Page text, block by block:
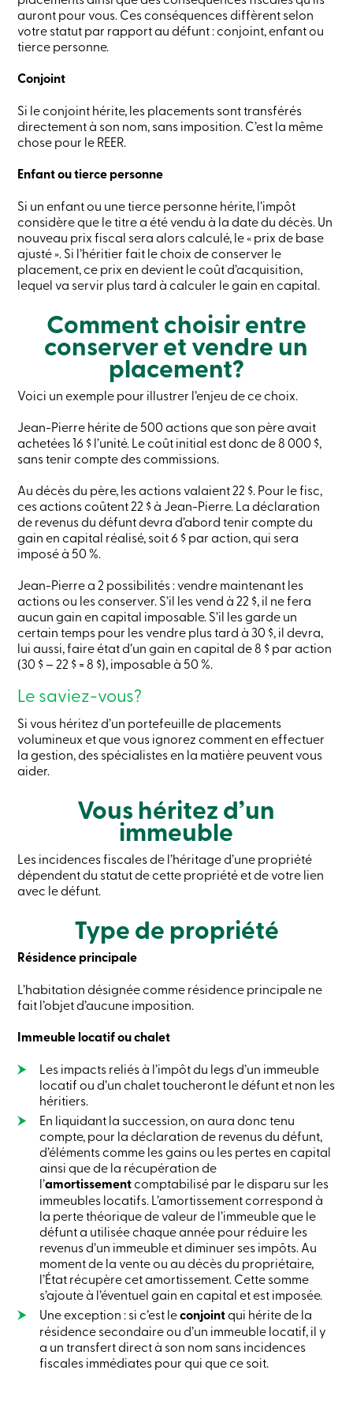
crédit
-
Particuliers
Connexion
de
-
Entreprises
Connexion
Entreprises
Services
de
services
Nous
joindre
Recherche
Devenir
membre
connecter
Services
en
Connexion
Connexion
Carte
crédit
-
Particuliers
Connexion
Carte
de
-
Entreprises
Connexion
Ma
Caisse
Qui
nous
sommes
Implication
sociale
Centres
de
services
Recherche
Devenir
connecter
Services
en
Connexion
Connexion
Carte
de
-
Connexion
Carte
de
crédit
-
Entreprises
Connexion
Particuliers
Produits
Services
Centres
de
services
Nous
joindre
Recherche
Devenir
membre
Se
connecter
Services
auront pour vous. Ces conséquences diffèrent selon
votre statut par rapport au défunt : conjoint, enfant ou
tierce personne.
Conjoint
Si le conjoint hérite, les placements sont transférés
directement à son nom, sans imposition. C’est la même
chose pour le REER.
Enfant ou tierce personne
Si un enfant ou une tierce personne hérite, l’impôt
considère que le titre a été vendu à la date du décès. Un
nouveau prix fiscal sera alors calculé, le « prix de base
ajusté ». Si l’héritier fait le choix de conserver le
placement, ce prix en devient le coût d’acquisition,
lequel va servir plus tard à calculer le gain en capital.
Comment choisir entre
conserver et vendre un
placement?
Voici un exemple pour illustrer l’enjeu de ce choix.
Jean-Pierre hérite de 500 actions que son père avait
achetées 16 $ l’unité. Le coût initial est donc de 8 000 $,
sans tenir compte des commissions.
Au décès du père, les actions valaient 22 $. Pour le fisc,
ces actions coûtent 22 $ à Jean-Pierre. La déclaration
de revenus du défunt devra d’abord tenir compte du
gain en capital réalisé, soit 6 $ par action, qui sera
imposé à 50 %.
Jean-Pierre a 2 possibilités : vendre maintenant les
actions ou les conserver. S’il les vend à 22 $, il ne fera
aucun gain en capital imposable. S’il les garde un
certain temps pour les vendre plus tard à 30 $, il devra,
lui aussi, faire état d’un gain en capital de 8 $ par action
(30 $ – 22 $ = 8 $), imposable à 50 %.
Le saviez-vous?
Si vous héritez d’un portefeuille de placements
volumineux et que vous ignorez comment en effectuer
la gestion, des spécialistes en la matière peuvent vous
aider.
Vous héritez d’un
immeuble
Les incidences fiscales de l’héritage d’une propriété
dépendent du statut de cette propriété et de votre lien
avec le défunt.
Type de propriété
Résidence principale
L’habitation désignée comme résidence principale ne
fait l’objet d’aucune imposition.
Immeuble locatif ou chalet
Les impacts reliés à l’impôt du legs d’un immeuble
locatif ou d’un chalet toucheront le défunt et non les
héritiers.
En liquidant la succession, on aura donc tenu
compte, pour la déclaration de revenus du défunt,
d’éléments comme les gains ou les pertes en capital
ainsi que de la récupération de
l’amortissementcomptabilisé par le disparu sur les
immeubles locatifs. L’amortissement correspond à
la perte théorique de valeur de l’immeuble que le
défunt a utilisée chaque année pour réduire les
revenus d’un immeuble et diminuer ses impôts. Au
moment de la vente ou au décès du propriétaire,
l’État récupère cet amortissement. Cette somme
s’ajoute à l’éventuel gain en capital et est imposée.
Une exception : si c’est leconjointqui hérite de la
résidence secondaire ou d’un immeuble locatif, il y
a un transfert direct à son nom sans incidences
fiscales immédiates pour qui que ce soit.